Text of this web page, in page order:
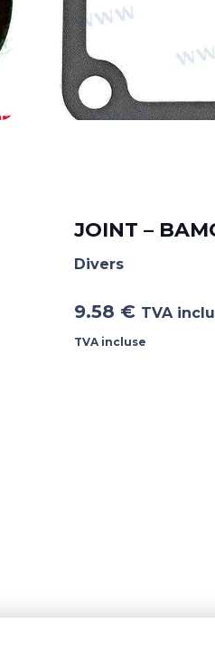
JOINT –
Divers
9.58 € TVA
TVA incluse